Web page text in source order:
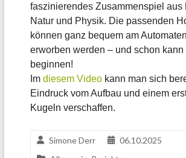
faszinierendes Zusammenspiel aus
Natur und Physik. Die passenden
können ganz bequem am
erworben werden – und schon kann
beginnen!
Im diesem Videokann man sich
Eindruck vom Aufbau und einem
Kugeln verschaffen.
Simone Derr
06.10.2025